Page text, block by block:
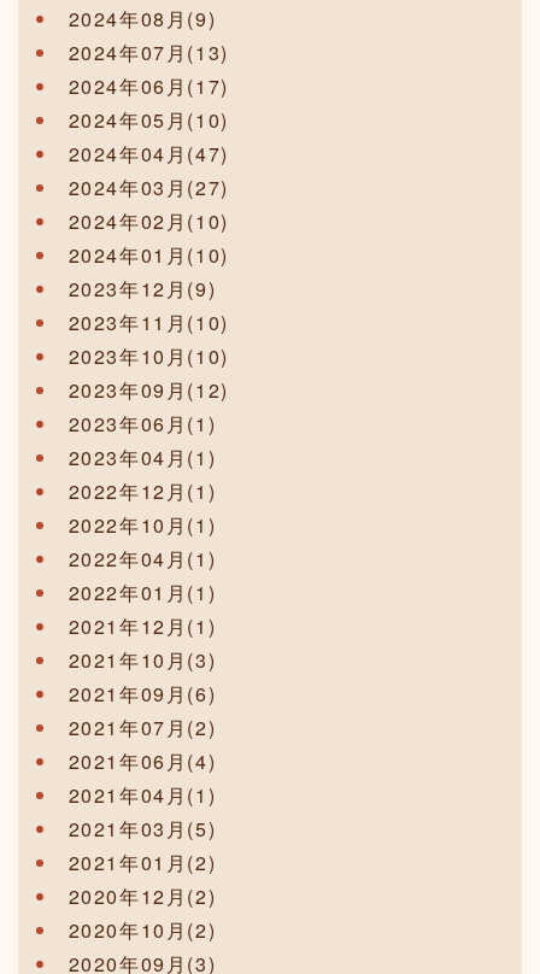
2024年08月(9)
2024年07月(13)
2024年06月(17)
2024年05月(10)
2024年04月(47)
2024年03月(27)
2024年02月(10)
2024年01月(10)
2023年12月(9)
2023年11月(10)
2023年10月(10)
2023年09月(12)
2023年06月(1)
2023年04月(1)
2022年12月(1)
2022年10月(1)
2022年04月(1)
2022年01月(1)
2021年12月(1)
2021年10月(3)
2021年09月(6)
2021年07月(2)
2021年06月(4)
2021年04月(1)
2021年03月(5)
2021年01月(2)
2020年12月(2)
2020年10月(2)
2020年09月(3)